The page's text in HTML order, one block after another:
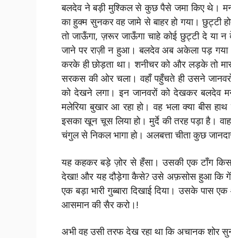
बलदेव ने बड़ी मुश्किल से कुछ पैसे जमा किए थे।
का हुक्म सुनकर वह जामे से बाहर हो गया। छुट्टी
तो जाऊँगा, ज़रूर जाऊँगा चाहे कोई छुट्टी दे
जाने पर राज़ी न हुआ। बलदेव अब अकेला पड़ गया।
करके ही छोड़ता था। शनीचर को और लड़के तो
सरकस की ओर चला। वहाँ पहुँचते ही उसने
को देखने लगा। इन जानवरों को देखकर बलदेव
मलेरिया बुखार आ रहा हो। वह भला क्या बीस
इसका खून चूस लिया हो। मुर्दे की तरह पड़ा है।
चंगुल से निकल भागा हो। अलबत्ता चीता कुछ
यह कहकर बड़े ज़ोर से हँसा। उसकी एक टाँग
देखा! और यह दौड़ेगा कैसे? उसे अफ़सोस हुआ कि
एक बड़ा भारी गुब्बारा दिखाई दिया। उसके
आसमान की सैर करो।!
अभी वह उसी तरफ देख रहा था कि अचानक शोर